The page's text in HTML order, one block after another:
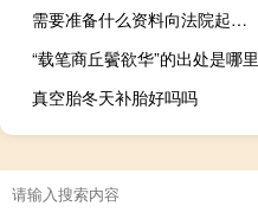
需要准备什么资料向法院起诉离婚
“载笔商丘鬢欲华”的出处是哪里
真空胎冬天补胎好吗吗